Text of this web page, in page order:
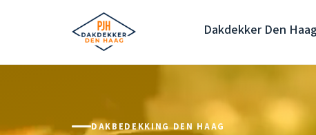
Dakdekker Den Haag
DAKBEDEKKING DEN HAAG